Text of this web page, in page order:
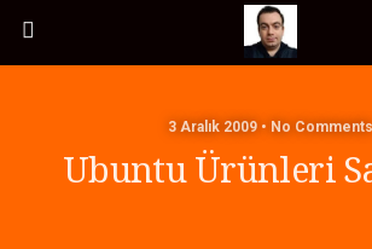
3 Aralık 2009 • No Comments
Ubuntu Ürünleri